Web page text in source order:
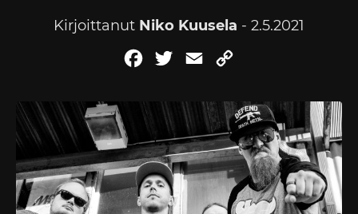
Kirjoittanut Niko Kuusela - 2.5.2021
FacebookTwitterEmail